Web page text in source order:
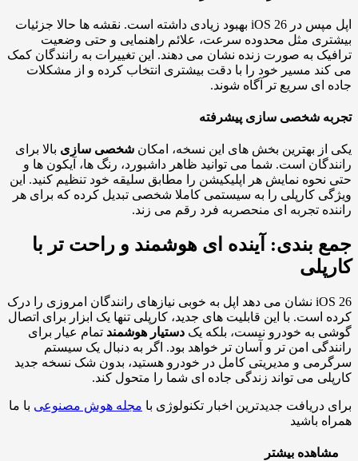
اپل مپس در iOS 26 بهبود زیادی داشته است. نقشه ها حالا جزئیات
مثل محدوده سرعت، علائم راهنمایی و حتی وضعیت
به صورت زنده نشان می دهند. این تغییرات به رانندگان کمک
مسیر خود را با دقت بیشتری انتخاب کرده و از مشکلات
ای سریع تر آگاه شوند.
شخصی سازی پیشرفته
از بهترین بخش های این نسخه، امکانشخصی سازیبالا برای
است. شما می توانید ظاهر داشبورد، رنگ ها، آیکون ها و
نحوه نمایش هر اپلیکیشن را مطابق سلیقه خود تنظیم کنید. این
کارپلی را به سیستمی کاملا شخصی تبدیل کرده که برای هر
تجربه ای منحصربه فرد رقم می زند.
بندی: آینده ای هوشمند و راحت تر با
iOS 26 نشان می دهد اپل به خوبی نیازهای رانندگان امروزی را درک
است. با این قابلیت های جدید، کارپلی تنها یک ابزار برای اتصال
به خودرو نیست، بلکه یکدستیار هوشمندتمام عیار برای
امن تر و آسان تر خواهد بود. اگر به دنبال یک سیستم
و مدیریتی کامل در خودرو هستید، بدون شک نسخه جدید
می تواند زندگی جاده ای شما را متحول کند.
دریافت جدیدترین اخبار تکنولوژی با مجله هوش مصنوعیبا ما
باشید
بیشتر